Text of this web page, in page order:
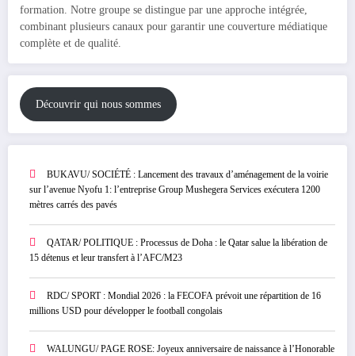
formation. Notre groupe se distingue par une approche intégrée,
combinant plusieurs canaux pour garantir une couverture médiatique
complète et de qualité.
Découvrir qui nous sommes
BUKAVU/ SOCIÉTÉ : Lancement des travaux d’aménagement de la voirie
sur l’avenue Nyofu 1: l’entreprise Group Mushegera Services exécutera 1200
mètres carrés des pavés
QATAR/ POLITIQUE : Processus de Doha : le Qatar salue la libération de
15 détenus et leur transfert à l’AFC/M23
RDC/ SPORT : Mondial 2026 : la FECOFA prévoit une répartition de 16
millions USD pour développer le football congolais
WALUNGU/ PAGE ROSE: Joyeux anniversaire de naissance à l’Honorable